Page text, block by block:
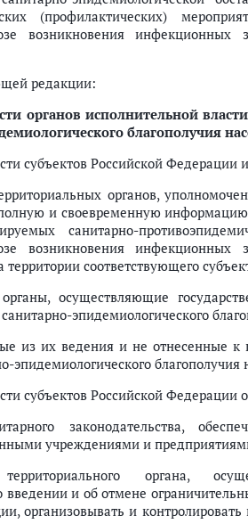
(профилактических)
возникновения
редакции:
органов исполнительной
благополучия
субъектов Российской Федерации
органов,
и своевременную
санитарно-
возникновения
территории соответствующего
осуществляющие
эпидемиологического
из их ведения и не отнесенные
эпидемиологического благополучия
субъектов Российской Федерации
законодательства,
учреждениями и
органа,
введении и об отмене
организовывать и